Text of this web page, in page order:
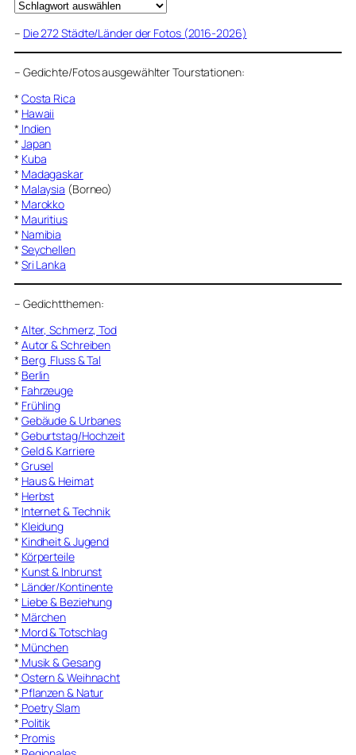
– Die 272 Städte/Länder der Fotos (2016-2026)
– Gedichte/Fotos ausgewählter Tourstationen:
* Costa Rica
* Hawaii
* Indien
* Japan
* Kuba
* Madagaskar
* Malaysia (Borneo)
* Marokko
* Mauritius
* Namibia
* Seychellen
* Sri Lanka
– Gedichtthemen:
* Alter, Schmerz, Tod
* Autor & Schreiben
* Berg, Fluss & Tal
* Berlin
* Fahrzeuge
* Frühling
* Gebäude & Urbanes
* Geburtstag/Hochzeit
* Geld & Karriere
* Grusel
* Haus & Heimat
* Herbst
* Internet & Technik
* Kleidung
* Kindheit & Jugend
* Körperteile
* Kunst & Inbrunst
* Länder/Kontinente
* Liebe & Beziehung
* Märchen
* Mord & Totschlag
* München
* Musik & Gesang
* Ostern & Weihnacht
* Pflanzen & Natur
* Poetry Slam
* Politik
* Promis